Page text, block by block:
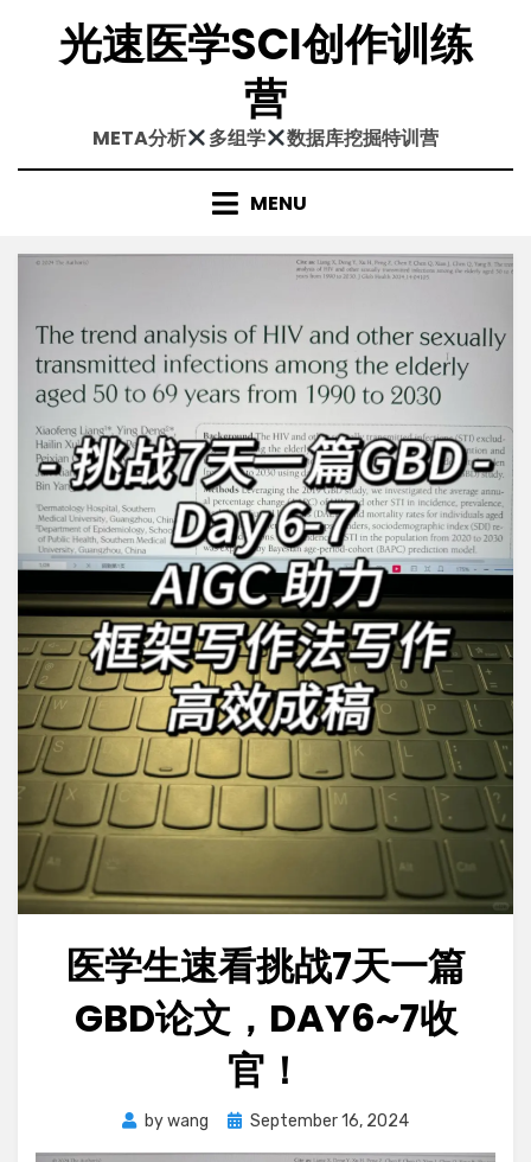
content光速医学SCI创作训练
营
META分析 多组学 数据库挖掘特训营
MENU
医学生速看挑战7天一篇
GBD论文，DAY6~7收
官！
bywang
Posted
September 16, 2024